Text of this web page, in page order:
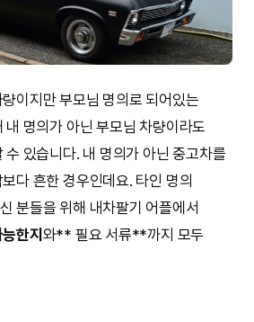
이지만 부모님 명의로 되어있는
내 명의가 아닌 부모님 차량이라도
수 있습니다. 내 명의가 아닌 중고차를
다 흔한 경우인데요. 타인 명의
분들을 위해 내차팔기 어플에서
한지 와** 필요 서류**까지 모두